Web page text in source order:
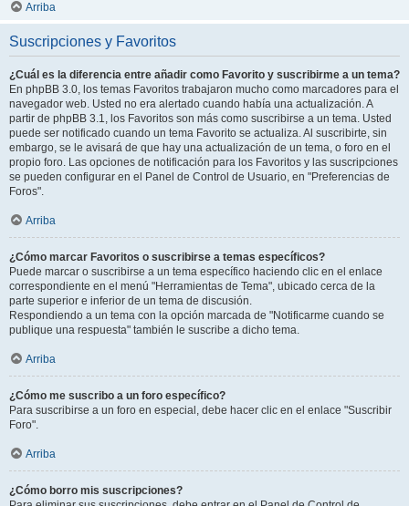
Arriba
Suscripciones y Favoritos
¿Cuál es la diferencia entre añadir como Favorito y suscribirme a un tema?
En phpBB 3.0, los temas Favoritos trabajaron mucho como marcadores para el
navegador web. Usted no era alertado cuando había una actualización. A
partir de phpBB 3.1, los Favoritos son más como suscribirse a un tema. Usted
puede ser notificado cuando un tema Favorito se actualiza. Al suscribirte, sin
embargo, se le avisará de que hay una actualización de un tema, o foro en el
propio foro. Las opciones de notificación para los Favoritos y las suscripciones
se pueden configurar en el Panel de Control de Usuario, en "Preferencias de
Foros".
Arriba
¿Cómo marcar Favoritos o suscribirse a temas específicos?
Puede marcar o suscribirse a un tema específico haciendo clic en el enlace
correspondiente en el menú "Herramientas de Tema", ubicado cerca de la
parte superior e inferior de un tema de discusión.
Respondiendo a un tema con la opción marcada de "Notificarme cuando se
publique una respuesta" también le suscribe a dicho tema.
Arriba
¿Cómo me suscribo a un foro específico?
Para suscribirse a un foro en especial, debe hacer clic en el enlace "Suscribir
Foro".
Arriba
¿Cómo borro mis suscripciones?